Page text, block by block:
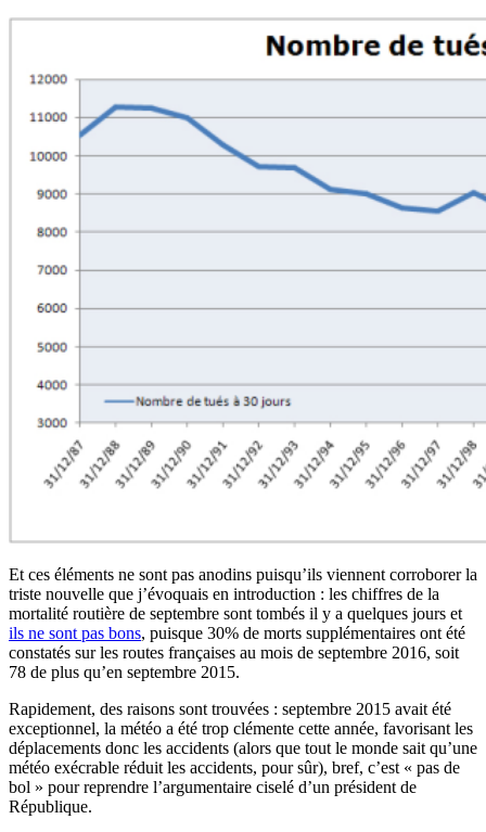
Et ces éléments ne sont pas anodins puisqu’ils viennent corroborer la
triste nouvelle que j’évoquais en introduction : les chiffres de la
mortalité routière de septembre sont tombés il y a quelques jours et
ils ne sont pas bons, puisque 30% de morts supplémentaires ont été
constatés sur les routes françaises au mois de septembre 2016, soit
78 de plus qu’en septembre 2015.
Rapidement, des raisons sont trouvées : septembre 2015 avait été
exceptionnel, la météo a été trop clémente cette année, favorisant les
déplacements donc les accidents (alors que tout le monde sait qu’une
météo exécrable réduit les accidents, pour sûr), bref, c’est « pas de
bol » pour reprendre l’argumentaire ciselé d’un président de
République.